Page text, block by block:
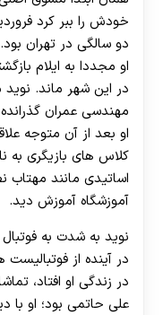
خودش را ببر کرد
او مجددا به ایلام
در این شهر ماند.
مهندسی عمران
او بعد از آن متوجه
کلاس های بازیگری به
اساتیدی مانند مهتاب
آموزشگاه آموزش دید.
نوید به شدت به
در آینده از
در زندگی او افتاد،
علی حاتمی بود؛ او با